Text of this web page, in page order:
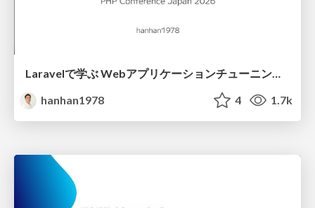
Laravelで学ぶ Webアプリケーションチューニング入門/web_application_tuning_101
hanhan1978
4 1.7k